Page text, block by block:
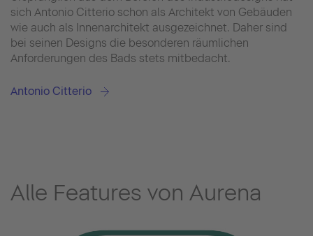
sich Antonio Citterio schon als Architekt von Gebäuden
wie auch als Innenarchitekt ausgezeichnet. Daher sind
bei seinen Designs die besonderen räumlichen
Anforderungen des Bads stets mitbedacht.
Antonio Citterio
Alle Features von Aurena